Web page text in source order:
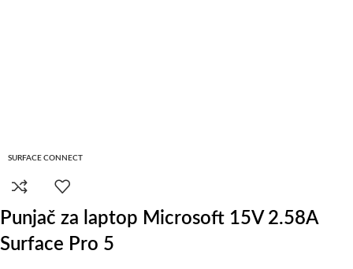
SURFACE CONNECT
Punjač za laptop Microsoft 15V 2.58A
Surface Pro 5